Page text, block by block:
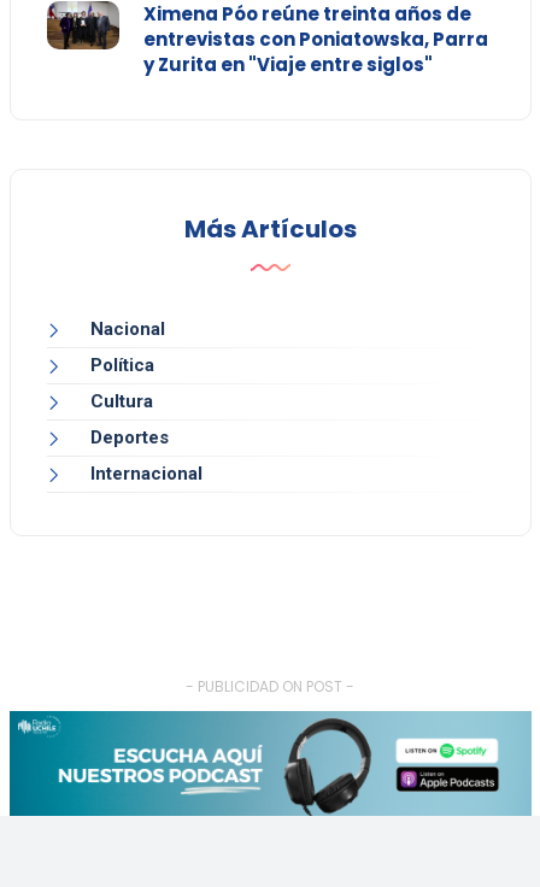
Ximena Póo reúne treinta años de
entrevistas con Poniatowska, Parra
y Zurita en "Viaje entre siglos"
Más Artículos
Nacional
Política
Cultura
Deportes
Internacional
- PUBLICIDAD ON POST -